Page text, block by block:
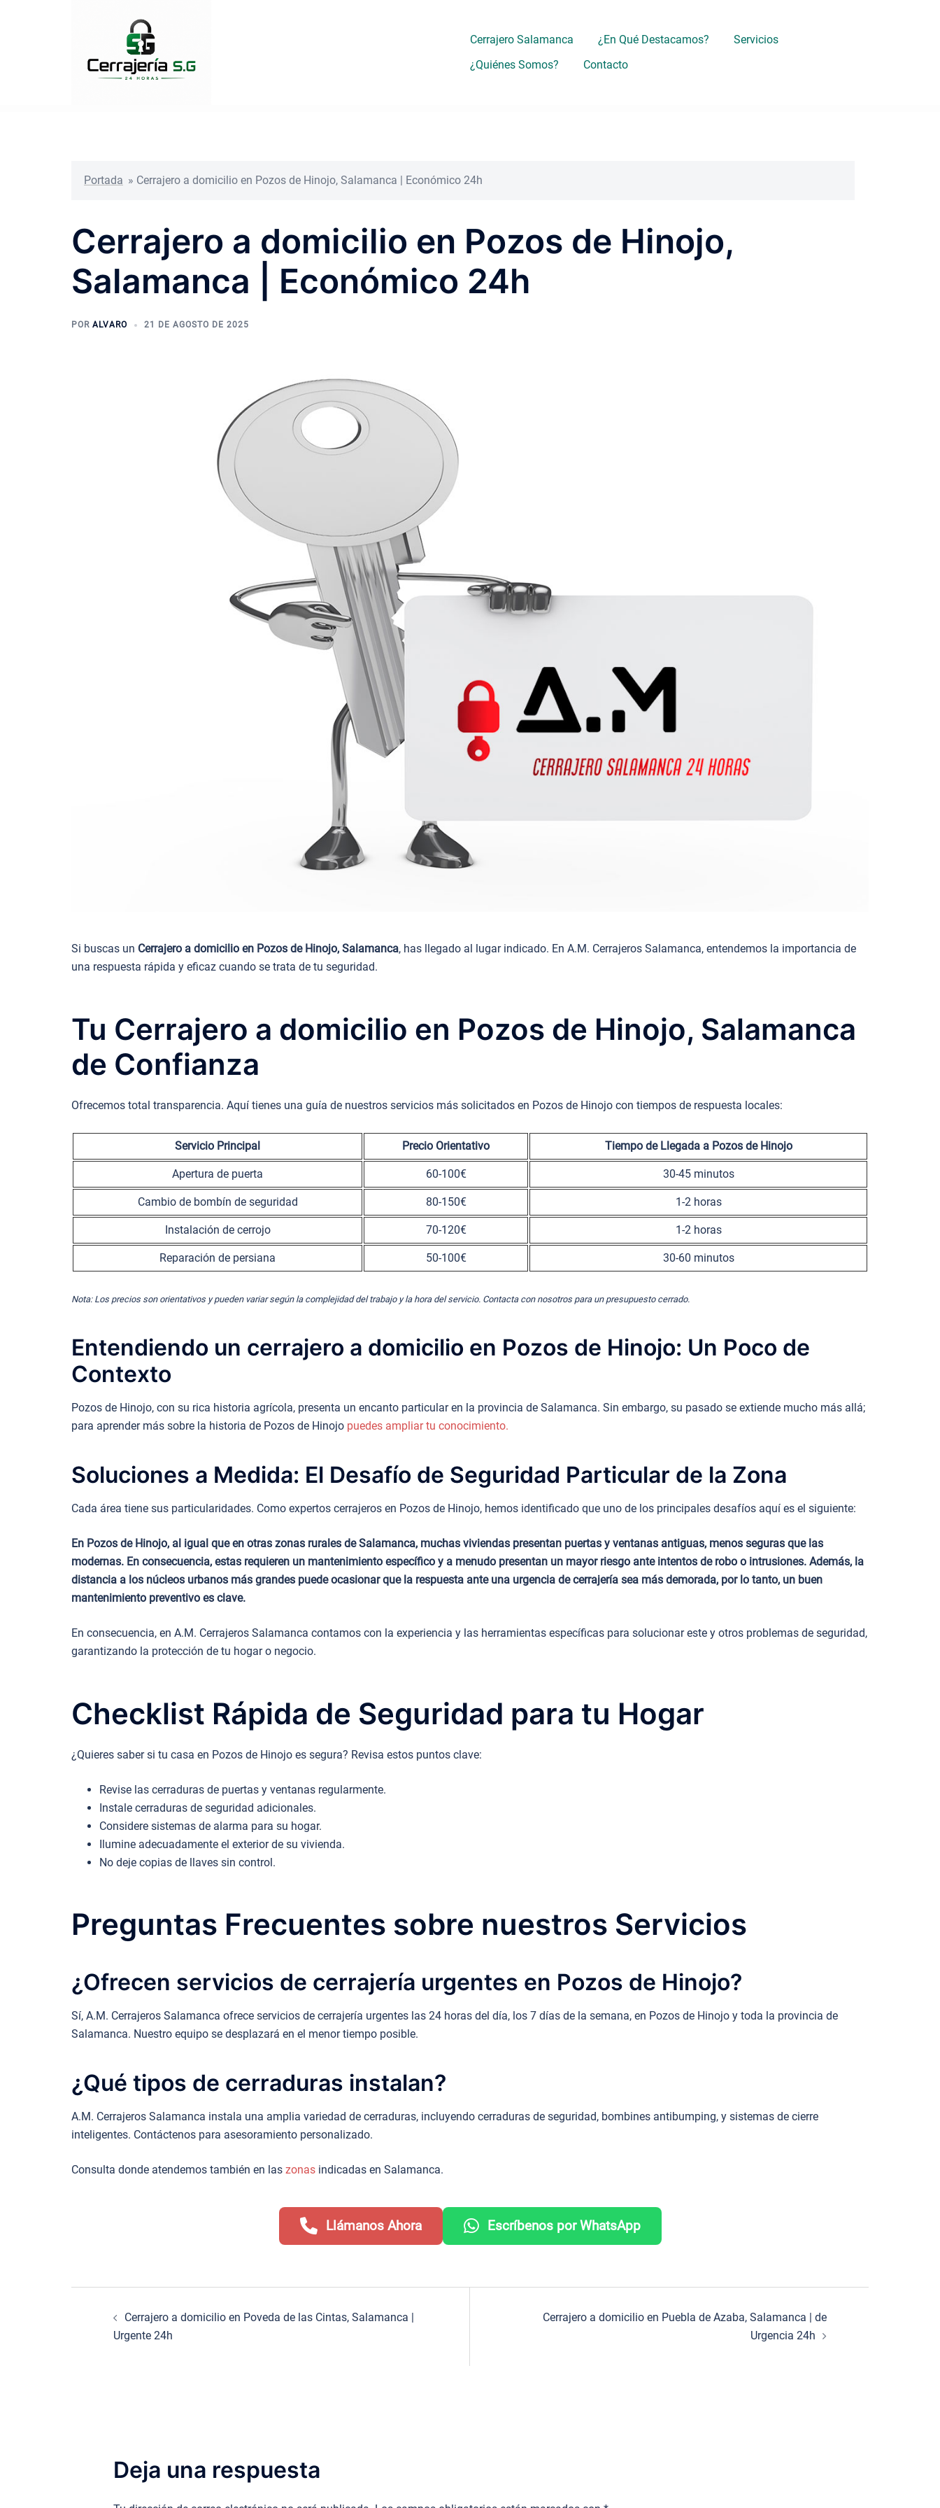
Cerrajero Salamanca ¿En Qué Destacamos?
Servicios
¿Quiénes Somos?
Contacto
Portada » Cerrajero a domicilio en Pozos de Hinojo, Salamanca | Económico 24h
Cerrajero a domicilio en Pozos de Hinojo,
Salamanca | Económico 24h
POR ALVARO 21 DE AGOSTO DE 2025
Si buscas un Cerrajero a domicilio en Pozos de Hinojo, Salamanca, has llegado al lugar indicado. En A.M. Cerrajeros Salamanca, entendemos la importancia de
una respuesta rápida y eficaz cuando se trata de tu seguridad.
Tu Cerrajero a domicilio en Pozos de Hinojo, Salamanca
de Confianza
Ofrecemos total transparencia. Aquí tienes una guía de nuestros servicios más solicitados en Pozos de Hinojo con tiempos de respuesta locales:
Servicio Principal Precio Orientativo Tiempo de Llegada a Pozos de Hinojo
Apertura de puerta 60-100€ 30-45 minutos
Cambio de bombín de seguridad 80-150€ 1-2 horas
Instalación de cerrojo 70-120€ 1-2 horas
Reparación de persiana 50-100€ 30-60 minutos
Nota: Los precios son orientativos y pueden variar según la complejidad del trabajo y la hora del servicio. Contacta con nosotros para un presupuesto cerrado.
Entendiendo un cerrajero a domicilio en Pozos de Hinojo: Un Poco de
Contexto
Pozos de Hinojo, con su rica historia agrícola, presenta un encanto particular en la provincia de Salamanca. Sin embargo, su pasado se extiende mucho más allá;
para aprender más sobre la historia de Pozos de Hinojo puedes ampliar tu conocimiento.
Soluciones a Medida: El Desafío de Seguridad Particular de la Zona
Cada área tiene sus particularidades. Como expertos cerrajeros en Pozos de Hinojo, hemos identificado que uno de los principales desafíos aquí es el siguiente:
En Pozos de Hinojo, al igual que en otras zonas rurales de Salamanca, muchas viviendas presentan puertas y ventanas antiguas, menos seguras que las
modernas. En consecuencia, estas requieren un mantenimiento específico y a menudo presentan un mayor riesgo ante intentos de robo o intrusiones. Además, la
distancia a los núcleos urbanos más grandes puede ocasionar que la respuesta ante una urgencia de cerrajería sea más demorada, por lo tanto, un buen
mantenimiento preventivo es clave.
En consecuencia, en A.M. Cerrajeros Salamanca contamos con la experiencia y las herramientas específicas para solucionar este y otros problemas de seguridad,
garantizando la protección de tu hogar o negocio.
Checklist Rápida de Seguridad para tu Hogar
¿Quieres saber si tu casa en Pozos de Hinojo es segura? Revisa estos puntos clave:
Revise las cerraduras de puertas y ventanas regularmente.
Instale cerraduras de seguridad adicionales.
Considere sistemas de alarma para su hogar.
Ilumine adecuadamente el exterior de su vivienda.
No deje copias de llaves sin control.
Preguntas Frecuentes sobre nuestros Servicios
¿Ofrecen servicios de cerrajería urgentes en Pozos de Hinojo?
Sí, A.M. Cerrajeros Salamanca ofrece servicios de cerrajería urgentes las 24 horas del día, los 7 días de la semana, en Pozos de Hinojo y toda la provincia de
Salamanca. Nuestro equipo se desplazará en el menor tiempo posible.
¿Qué tipos de cerraduras instalan?
A.M. Cerrajeros Salamanca instala una amplia variedad de cerraduras, incluyendo cerraduras de seguridad, bombines antibumping, y sistemas de cierre
inteligentes. Contáctenos para asesoramiento personalizado.
Consulta donde atendemos también en las zonas indicadas en Salamanca.
Llámanos Ahora Escríbenos por WhatsApp
Navegación
Cerrajero a domicilio en Poveda de las Cintas, Salamanca |
Urgente 24h
Cerrajero a domicilio en Puebla de Azaba, Salamanca | de
Urgencia 24h
Deja una respuesta